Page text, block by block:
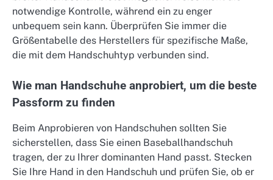
notwendige Kontrolle, während ein zu enger
unbequem sein kann. Überprüfen Sie immer die
Größentabelle des Herstellers für spezifische Maße,
die mit dem Handschuhtyp verbunden sind.
Wie man Handschuhe anprobiert, um die beste
Passform zu finden
Beim Anprobieren von Handschuhen sollten Sie
sicherstellen, dass Sie einen Baseballhandschuh
tragen, der zu Ihrer dominanten Hand passt. Stecken
Sie Ihre Hand in den Handschuh und prüfen Sie, ob er